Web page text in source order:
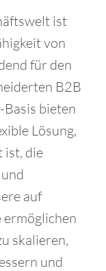
ist
von
für den
B2B
bieten
Lösung,
ist, die
auf
ermöglichen
skalieren,
und